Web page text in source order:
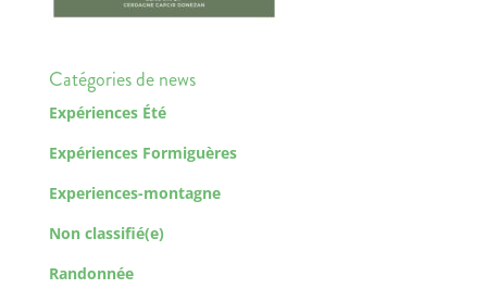
Catégories de news
Expériences Été
Expériences Formiguères
Experiences-montagne
Non classifié(e)
Randonnée